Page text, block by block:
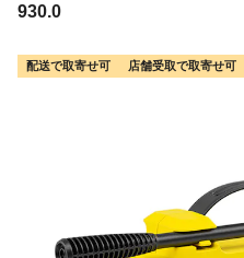
930.0
配送で取寄せ可 店舗受取で取寄せ可